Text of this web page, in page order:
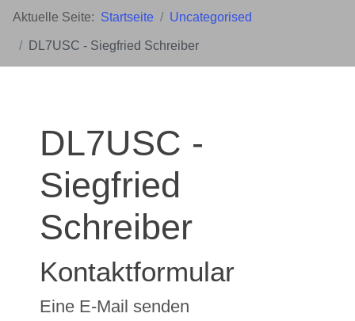
Aktuelle Seite: Startseite Uncategorised
DL7USC - Siegfried Schreiber
DL7USC -
Siegfried
Schreiber
Kontaktformular
Eine E-Mail senden